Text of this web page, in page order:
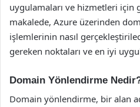
uygulamaları ve hizmetleri için
makalede, Azure üzerinden
işlemlerinin nasıl
gereken noktaları ve en iyi
Domain Yönlendirme
Domain yönlendirme, bir alan